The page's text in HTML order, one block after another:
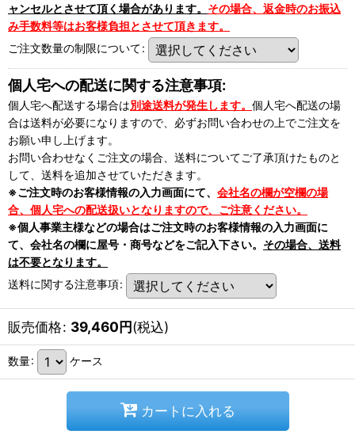
ャンセルとさせて頂く場合があります。 その場合、返金時のお振込
み手数料等はお客様負担とさせて頂きます。
ご注文数量の制限について:
個人宅への配送に関する注意事項:
個人宅へ配送する場合は別途送料が発生します。 個人宅へ配送の場
合は送料が必要になりますので、必ずお問い合わせの上でご注文を
お願い申し上げます。
お問い合わせなくご注文の場合、送料についてご了承頂けたものと
して、送料を追加させていただきます。
※ご注文時のお客様情報の入力画面にて、 会社名の欄が空欄の場
合、個人宅への配送扱いとなりますので、ご注意ください。
※個人事業主様などの場合はご注文時のお客様情報の入力画面に
て、会社名の欄に屋号・商号などをご記入下さい。 その場合、送料
は不要となります。
送料に関する注意事項:
販売価格: 39,460円(税込)
数量: ケース
カートに入れる